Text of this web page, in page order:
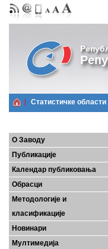
Статистичке области
О Заводу
Публикације
Календар публиковања
Обрасци
Методологије и
класификације
Новинари
Мултимедија